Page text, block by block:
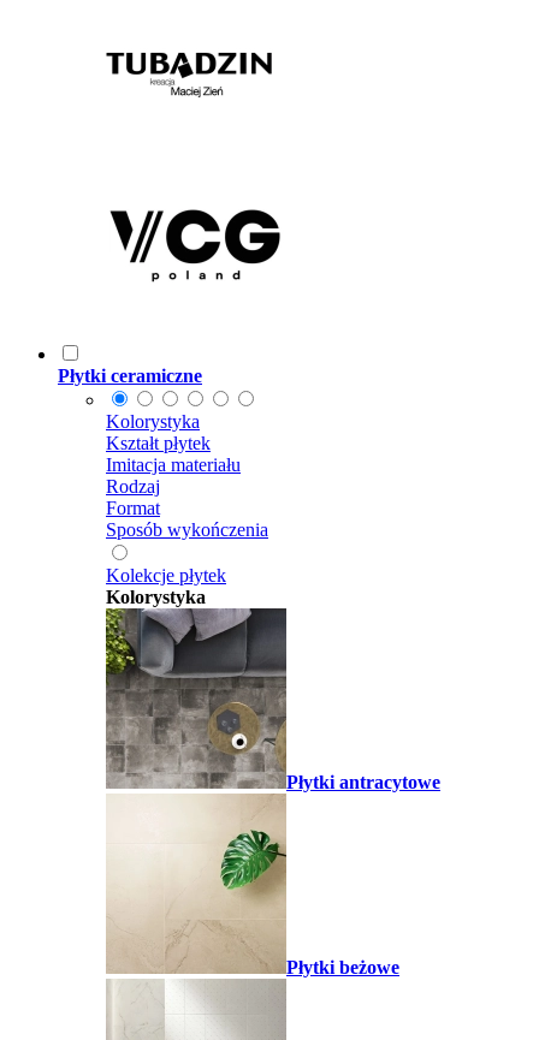
Płytki ceramiczne
Kolorystyka
Kształt płytek
Imitacja materiału
Rodzaj
Format
Sposób wykończenia
Kolekcje płytek
Kolorystyka
Płytki antracytowe
Płytki beżowe